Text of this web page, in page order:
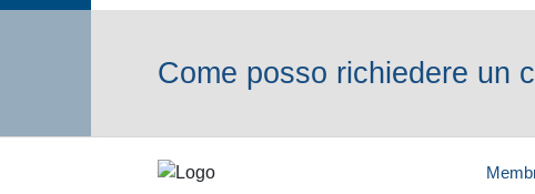
Come posso richiedere un